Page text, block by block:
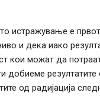
истражување е
и дека иако
кои можат да
добиеме
од радијација